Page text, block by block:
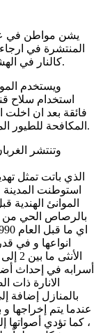
يشن مواطن في
المنتشرة في
كالنار في الهشيم وتشكل ازعاجاً لأهالي الأحياء السكنية.
ويستخدم
استخدام سلاح
فائقة بعد ان
المكافحة للطيور المزعجة والفئران والبعوض والكلاب الضالة.
وتنتشر
الذي باتت تمثل
استوطنت المدينة
الموانئ
بالرصاص الحي من
انواعها و في
أسرابه في إحداث
الانارة
بالمنازل إضافة
عندما يتم إخراجها
، كما تؤدي أصواتها